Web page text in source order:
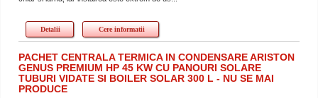
Detalii Cere informatii
PACHET CENTRALA TERMICA IN CONDENSARE ARISTON
GENUS PREMIUM HP 45 KW CU PANOURI SOLARE
TUBURI VIDATE SI BOILER SOLAR 300 L - NU SE MAI
PRODUCE